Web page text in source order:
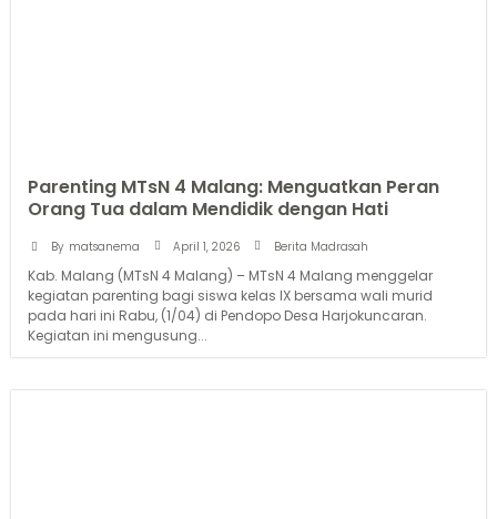
Parenting MTsN 4 Malang: Menguatkan Peran
Orang Tua dalam Mendidik dengan Hati
By matsanema April 1, 2026 Berita Madrasah
Kab. Malang (MTsN 4 Malang) – MTsN 4 Malang menggelar
kegiatan parenting bagi siswa kelas IX bersama wali murid
pada hari ini Rabu, (1/04) di Pendopo Desa Harjokuncaran.
Kegiatan ini mengusung...